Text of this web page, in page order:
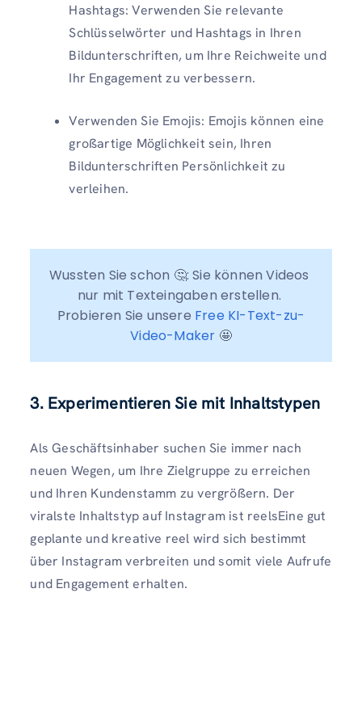
Hashtags: Verwenden Sie relevante
Schlüsselwörter und Hashtags in Ihren
Bildunterschriften, um Ihre Reichweite und
Ihr Engagement zu verbessern.
Verwenden Sie Emojis: Emojis können eine
großartige Möglichkeit sein, Ihren
Bildunterschriften Persönlichkeit zu
verleihen.
Wussten Sie schon 🤔: Sie können Videos
nur mit Texteingaben erstellen.
Probieren Sie unsere Free KI-Text-zu-
Video-Maker 🤩
3. Experimentieren Sie mit Inhaltstypen
Als Geschäftsinhaber suchen Sie immer nach
neuen Wegen, um Ihre Zielgruppe zu erreichen
und Ihren Kundenstamm zu vergrößern. Der
viralste Inhaltstyp auf Instagram ist reelsEine gut
geplante und kreative reel wird sich bestimmt
über Instagram verbreiten und somit viele Aufrufe
und Engagement erhalten.